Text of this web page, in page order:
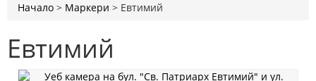
Начало > Маркери > Евтимий
Евтимий